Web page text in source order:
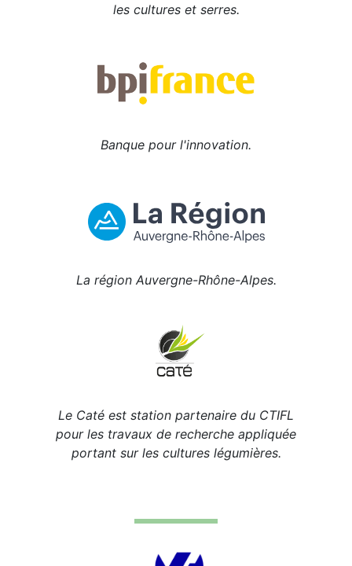
les cultures et serres.
Banque pour l'innovation.
La région Auvergne-Rhône-Alpes.
Le Caté est station partenaire du CTIFL
pour les travaux de recherche appliquée
portant sur les cultures légumières.